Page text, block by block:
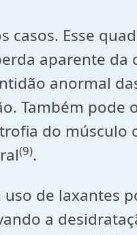
casos. Esse
aparente da
anormal
Também
do
(9).
de laxantes
a